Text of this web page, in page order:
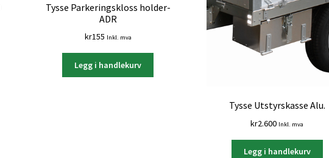
Tysse Parkeringskloss holder-
ADR
kr155 Inkl. mva
Legg i handlekurv
Tysse Utstyrskasse Alu.
kr2.600 Inkl. mva
Legg i handlekurv